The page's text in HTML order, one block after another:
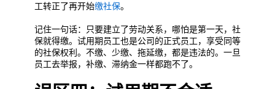
工转正了再开始缴社保。
记住一句话：只要建立了劳动关系，哪怕是第一天，社
保就得缴。试用期员工也是公司的正式员工，享受同等
的社保权利。不缴、少缴、拖延缴，都是违法的。一旦
员工去举报，补缴、滞纳金一样都跑不了。